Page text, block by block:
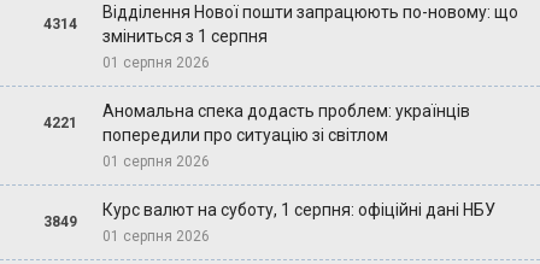
4314
Відділення Нової пошти запрацюють по-новому: що
зміниться з 1 серпня
01 серпня 2026
4221
Аномальна спека додасть проблем: українців
попередили про ситуацію зі світлом
01 серпня 2026
3849
Курс валют на суботу, 1 серпня: офіційні дані НБУ
01 серпня 2026